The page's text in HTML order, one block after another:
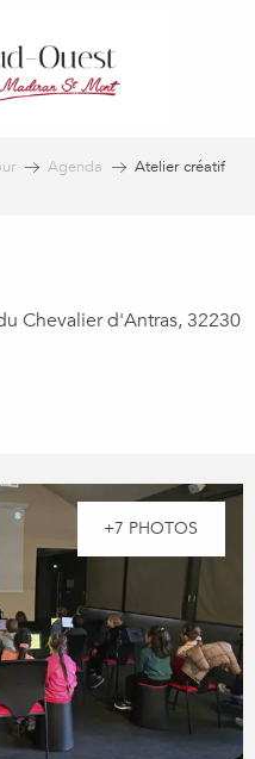
Agenda Atelier créatif
Chevalier d'Antras, 32230
+7 PHOTOS